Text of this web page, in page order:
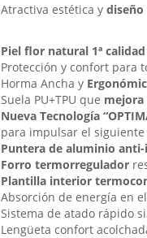
Atractiva estética y diseño
Piel flor natural 1ª
Protección y confort para
Horma Ancha y
Suela PU+TPU que
Nueva Tecnología
para impulsar el siguiente
Puntera de aluminio anti-
Forro termorregulador
Plantilla interior
Absorción de energía en
Sistema de atado rápido
Lengüeta confort